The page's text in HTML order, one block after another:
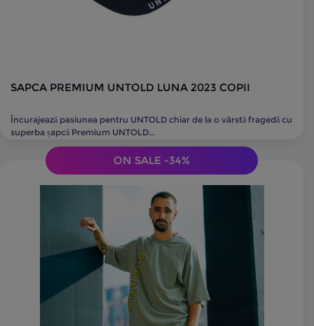
SAPCA PREMIUM UNTOLD LUNA 2023 COPII
Încurajează pasiunea pentru UNTOLD chiar de la o vârstă fragedă cu
superba șapcă Premium UNTOLD...
ON SALE -34%